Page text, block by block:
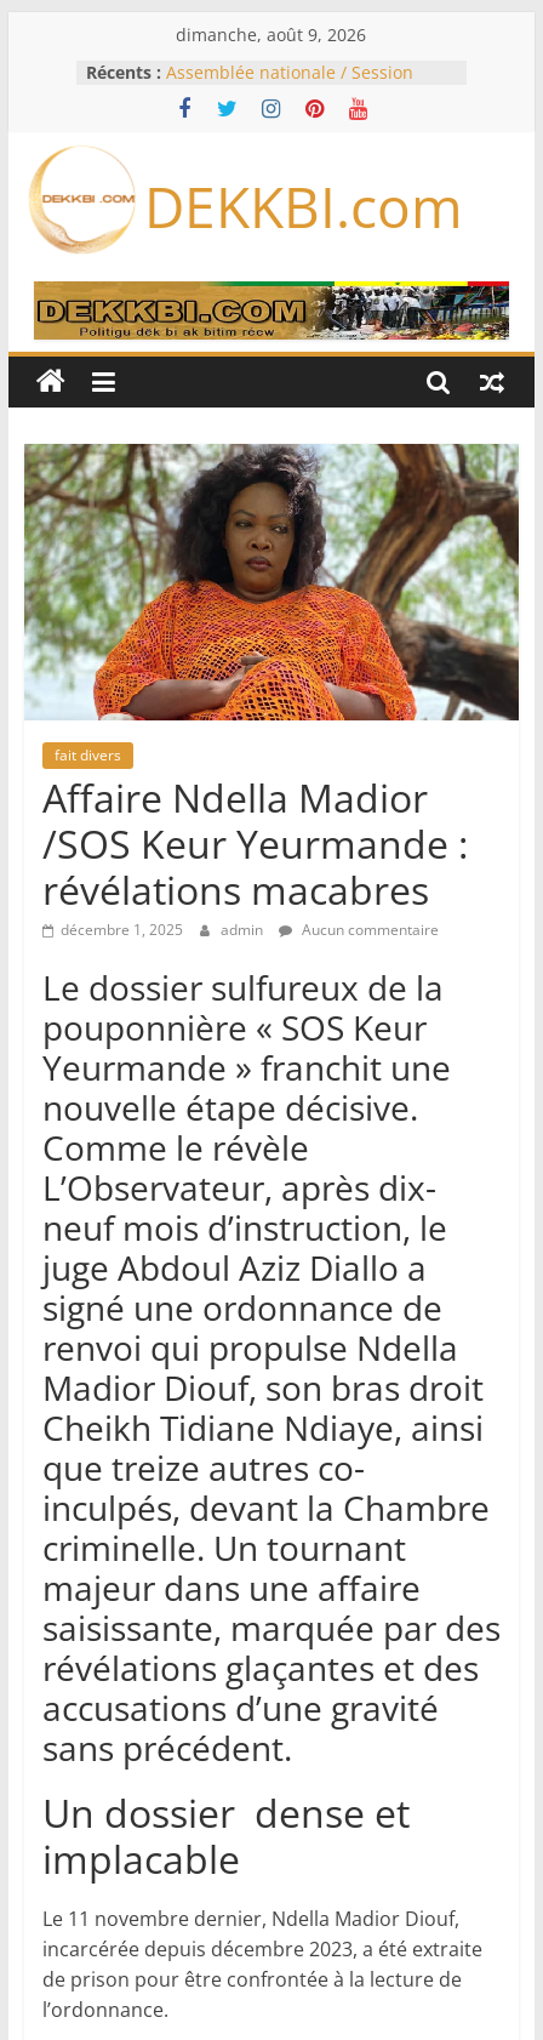
dimanche, août 9, 2026
Récents : Assemblée nationale / Session
extraordinaire: Six commissions
d’enquête à l’ordre du jour ce lundi
Bénin: Patrice Talon élu président
du Sénat, moins de trois mois
Pakistan et la Turquie signent un
accord de défense
RD Congo: Kinshasa interdit les
exportations de cuivre et de cobalt
production
DEKKBI.com
fait divers
Affaire Ndella Madior
/SOS Keur Yeurmande :
révélations macabres
décembre 1, 2025 admin Aucun commentaire
Le dossier sulfureux de la
pouponnière « SOS Keur
Yeurmande » franchit une
nouvelle étape décisive.
Comme le révèle
L’Observateur, après dix-
neuf mois d’instruction, le
juge Abdoul Aziz Diallo a
signé une ordonnance de
renvoi qui propulse Ndella
Madior Diouf, son bras droit
Cheikh Tidiane Ndiaye, ainsi
que treize autres co-
inculpés, devant la Chambre
criminelle. Un tournant
majeur dans une affaire
saisissante, marquée par des
révélations glaçantes et des
accusations d’une gravité
sans précédent.
Un dossier dense et
implacable
Le 11 novembre dernier, Ndella Madior Diouf,
incarcérée depuis décembre 2023, a été extraite
de prison pour être confrontée à la lecture de
l’ordonnance.